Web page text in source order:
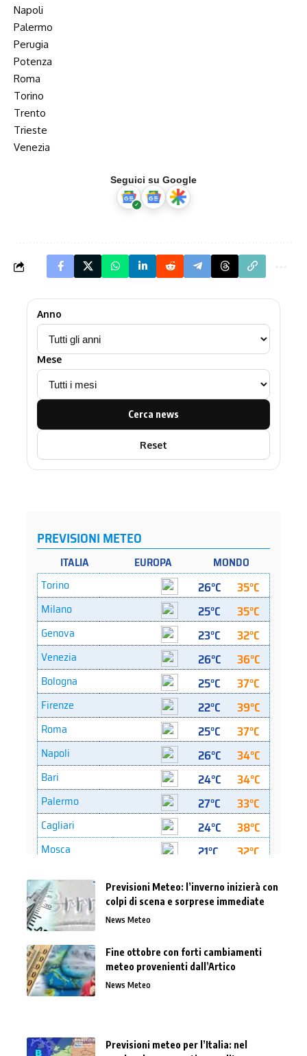
Napoli
Palermo
Perugia
Potenza
Roma
Torino
Trento
Trieste
Venezia
Seguici su Google
Anno
Mese
Cerca news
Reset
Previsioni Meteo: l’inverno inizierà con
colpi di scena e sorprese immediate
News Meteo
Fine ottobre con forti cambiamenti
meteo provenienti dall’Artico
News Meteo
Previsioni meteo per l’Italia: nel